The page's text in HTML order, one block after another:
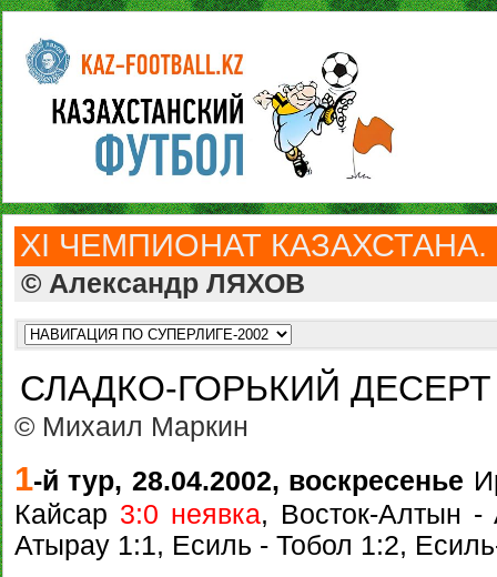
ХI ЧЕМПИОНАТ КАЗАХСТАНА.
© Александр ЛЯХОВ
СЛАДКО-ГОРЬКИЙ
© Михаил Маркин
1-й тур, 28.04.2002, воскресенье
Кайсар 3:0 неявка, Восток-Алтын -
Атырау 1:1, Есиль - Тобол 1:2,